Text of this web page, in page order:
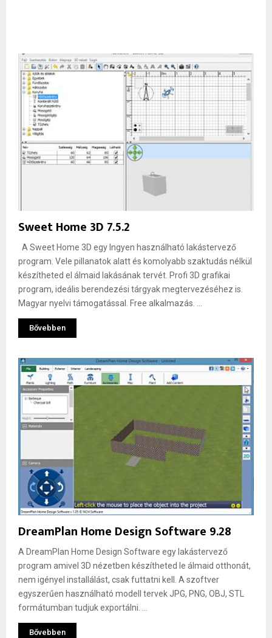
Sweet Home 3D 7.5.2
A Sweet Home 3D egy Ingyen használható lakástervező
program. Vele pillanatok alatt és komolyabb szaktudás nélkül
készítheted el álmaid lakásának tervét. Profi 3D grafikai
program, ideális berendezési tárgyak megtervezéséhez is.
Magyar nyelvi támogatással. Free alkalmazás. ...
Bővebben
DreamPlan Home Design Software 9.28
A DreamPlan Home Design Software egy lakástervező
program amivel 3D nézetben készítheted le álmaid otthonát,
nem igényel installálást, csak futtatni kell. A szoftver
egyszerűen használható modell tervek JPG, PNG, OBJ, STL
formátumban tudjuk exportálni. ...
Bővebben